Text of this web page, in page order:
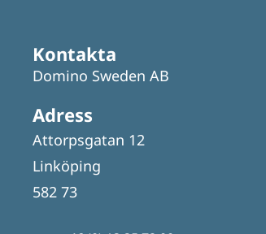
Kontakta
Domino Sweden AB
Adress
Attorpsgatan 12
Linköping
582 73